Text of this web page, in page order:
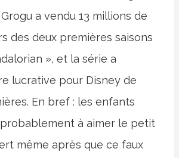
a vendu 13 millions de
des deux premières saisons
», et la série a
lucrative pour Disney de
En bref : les enfants
à aimer le petit
même après que ce faux